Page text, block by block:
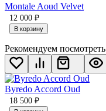
Montale Aoud Velvet
12 000 ₽
В корзину
Рекомендуем посмотреть
Byredo Accord Oud
18 500 ₽